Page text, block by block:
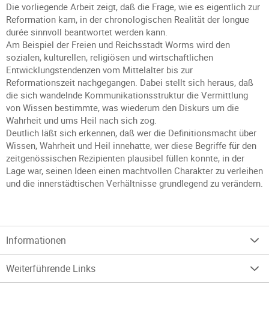
Die vorliegende Arbeit zeigt, daß die Frage, wie es eigentlich zur
Reformation kam, in der chronologischen Realität der longue
durée sinnvoll beantwortet werden kann.
Am Beispiel der Freien und Reichsstadt Worms wird den
sozialen, kulturellen, religiösen und wirtschaftlichen
Entwicklungstendenzen vom Mittelalter bis zur
Reformationszeit nachgegangen. Dabei stellt sich heraus, daß
die sich wandelnde Kommunikationsstruktur die Vermittlung
von Wissen bestimmte, was wiederum den Diskurs um die
Wahrheit und ums Heil nach sich zog.
Deutlich läßt sich erkennen, daß wer die Definitionsmacht über
Wissen, Wahrheit und Heil innehatte, wer diese Begriffe für den
zeitgenössischen Rezipienten plausibel füllen konnte, in der
Lage war, seinen Ideen einen machtvollen Charakter zu verleihen
und die innerstädtischen Verhältnisse grundlegend zu verändern.
Informationen
Weiterführende Links